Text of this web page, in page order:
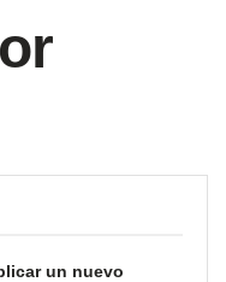
un nuevo